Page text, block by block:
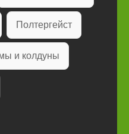
Полтергейст
и колдуны